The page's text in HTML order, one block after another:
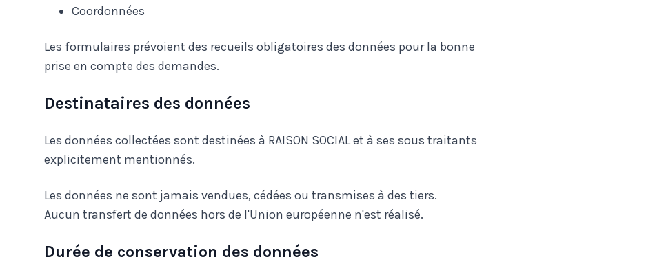
Coordonnées
Les formulaires prévoient des recueils obligatoires des données pour la bonne
prise en compte des demandes.
Destinataires des données
Les données collectées sont destinées à RAISON SOCIAL et à ses sous traitants
explicitement mentionnés.
Les données ne sont jamais vendues, cédées ou transmises à des tiers.
Aucun transfert de données hors de l'Union européenne n'est réalisé.
Durée de conservation des données